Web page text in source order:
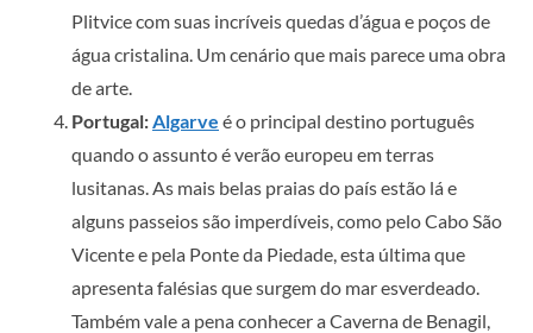
Plitvice com suas incríveis quedas d’água e poços de
água cristalina. Um cenário que mais parece uma obra
de arte.
Portugal:Algarve é o principal destino português
quando o assunto é verão europeu em terras
lusitanas. As mais belas praias do país estão lá e
alguns passeios são imperdíveis, como pelo Cabo São
Vicente e pela Ponte da Piedade, esta última que
apresenta falésias que surgem do mar esverdeado.
Também vale a pena conhecer a Caverna de Benagil,